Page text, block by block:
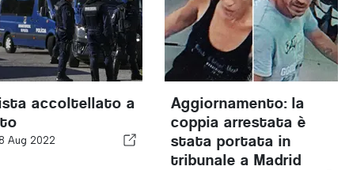
accoltellato a
Aug 2022
Aggiornamento: la
coppia arrestata è
stata portata in
tribunale a Madrid